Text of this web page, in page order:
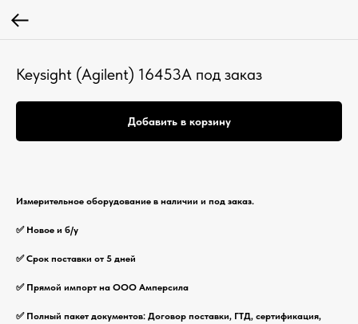
Keysight (Agilent) 16453A под заказ
Добавить в корзину
Измерительное оборудование в наличии и под заказ.
✅ Новое и б/у
✅ Срок поставки от 5 дней
✅ Прямой импорт на ООО Амперсила
✅ Полный пакет документов: Договор поставки, ГТД, сертификация,